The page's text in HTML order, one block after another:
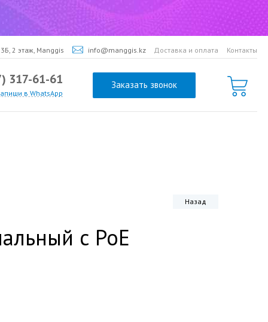
2 этаж, Manggis info@manggis.kz Доставка и оплата Контакты
317-61-61
в WhatsApp
Заказать звонок
Назад
с PoE